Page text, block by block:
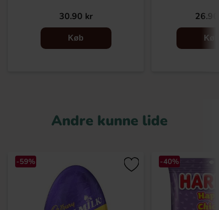
30.90 kr
Køb Køb
Andre kunne lide
-59% -40%